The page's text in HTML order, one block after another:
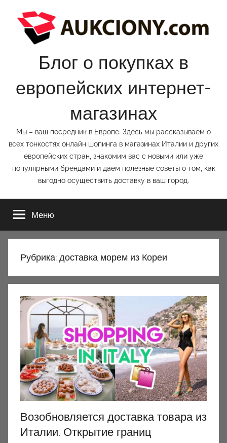
содержимому
Блог о покупках в
европейских интернет-
магазинах
Мы – ваш посредник в Европе. Здесь мы рассказываем о
всех тонкостях онлайн шопинга в магазинах Италии и других
европейских стран, знакомим вас с новыми или уже
популярными брендами и даём полезные советы о том, как
выгодно осуществить доставку в ваш город.
Меню
Рубрика: доставка морем из Кореи
Возобновляется доставка товара из
Италии. Открытие границ